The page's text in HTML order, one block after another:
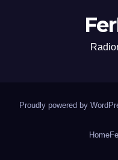
Proudly powered by
Home